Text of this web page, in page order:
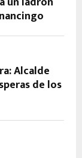
Alcalde
de los